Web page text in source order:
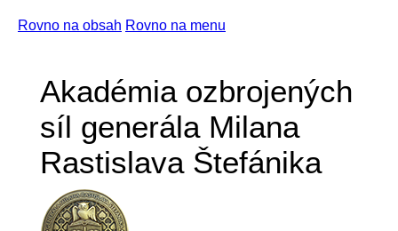
Rovno na obsah Rovno na menu
Akadémia ozbrojených
síl generála Milana
Rastislava Štefánika